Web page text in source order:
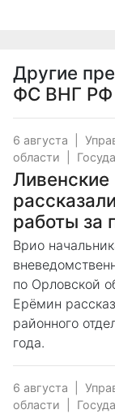
Другие
ФС ВНГ РФ
6 августа
области
работы за
Врио
по Орловской
Ерёмин
районного
года.
6 августа
области